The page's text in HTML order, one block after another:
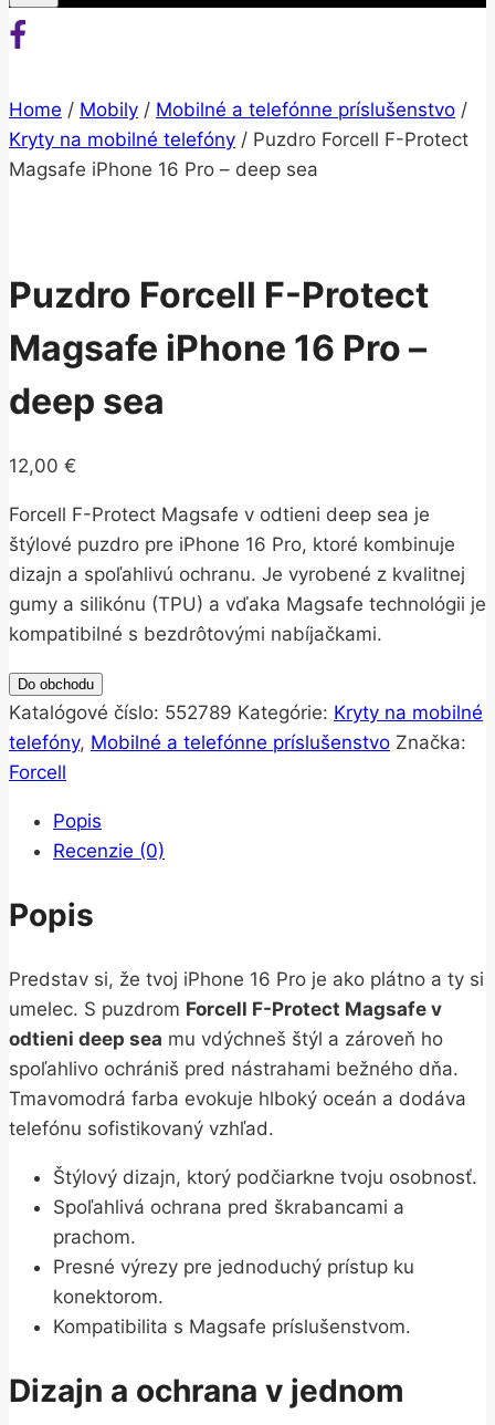
Home / Mobily / Mobilné a telefónne príslušenstvo /
Kryty na mobilné telefóny / Puzdro Forcell F-Protect
Magsafe iPhone 16 Pro – deep sea
Puzdro Forcell F-Protect
Magsafe iPhone 16 Pro –
deep sea
12,00 €
Forcell F-Protect Magsafe v odtieni deep sea je
štýlové puzdro pre iPhone 16 Pro, ktoré kombinuje
dizajn a spoľahlivú ochranu. Je vyrobené z kvalitnej
gumy a silikónu (TPU) a vďaka Magsafe technológii je
kompatibilné s bezdrôtovými nabíjačkami.
Do obchodu
Katalógové číslo: 552789 Kategórie: Kryty na mobilné
telefóny, Mobilné a telefónne príslušenstvo Značka:
Forcell
Popis
Recenzie (0)
Popis
Predstav si, že tvoj iPhone 16 Pro je ako plátno a ty si
umelec. S puzdrom Forcell F-Protect Magsafe v
odtieni deep sea mu vdýchneš štýl a zároveň ho
spoľahlivo ochrániš pred nástrahami bežného dňa.
Tmavomodrá farba evokuje hlboký oceán a dodáva
telefónu sofistikovaný vzhľad.
Štýlový dizajn, ktorý podčiarkne tvoju osobnosť.
Spoľahlivá ochrana pred škrabancami a
prachom.
Presné výrezy pre jednoduchý prístup ku
konektorom.
Kompatibilita s Magsafe príslušenstvom.
Dizajn a ochrana v jednom